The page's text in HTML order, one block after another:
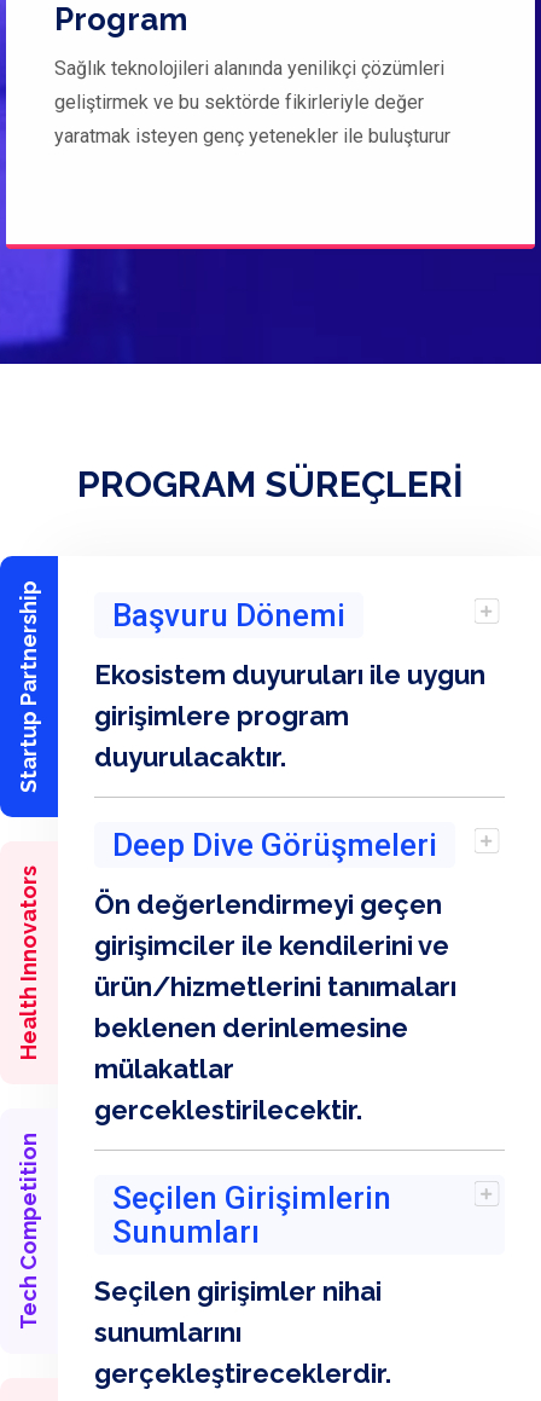
Program
Sağlık teknolojileri alanında yenilikçi çözümleri
geliştirmek ve bu sektörde fikirleriyle değer
yaratmak isteyen genç yetenekler ile buluşturur
PROGRAM SÜREÇLERİ
Startup Partnership
Health Innovators
Tech Competition
Başvuru Dönemi
Ekosistem duyuruları ile uygun
girişimlere program
duyurulacaktır.
Deep Dive Görüşmeleri
Ön değerlendirmeyi geçen
girişimciler ile kendilerini ve
ürün/hizmetlerini tanımaları
beklenen derinlemesine
mülakatlar
gerceklestirilecektir.
Seçilen Girişimlerin
Sunumları
Seçilen girişimler nihai
sunumlarını
gerçekleştireceklerdir.